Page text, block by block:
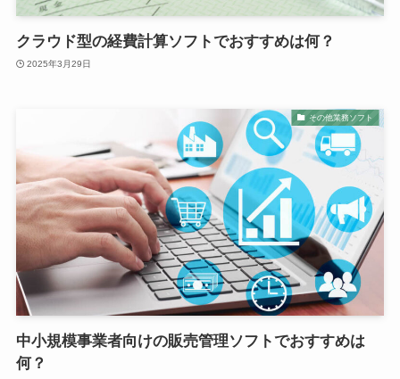
クラウド型の経費計算ソフトでおすすめは何？
2025年3月29日
その他業務ソフト
中小規模事業者向けの販売管理ソフトでおすすめは
何？